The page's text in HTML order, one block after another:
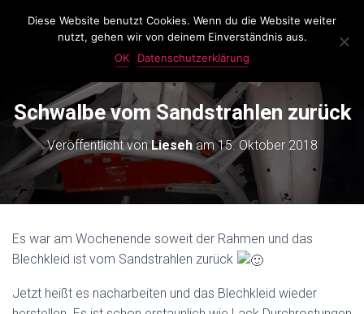
LassKnattern
N
A
Schwalbe vom Sandstrahlen zurück
Veröffentlicht vonLieseham15. Oktober 2018
Es war am Wochenende soweit der Rahmen und das
Blechkleid ist vom Sandstrahlen zurück
Jetzt heißt es nacharbeiten und das Blechkleid wieder
Diese Website benutzt Cookies. Wenn du die Website weiter
nutzt, gehen wir von deinem Einverständnis aus.
OK
Datenschutzerklärung